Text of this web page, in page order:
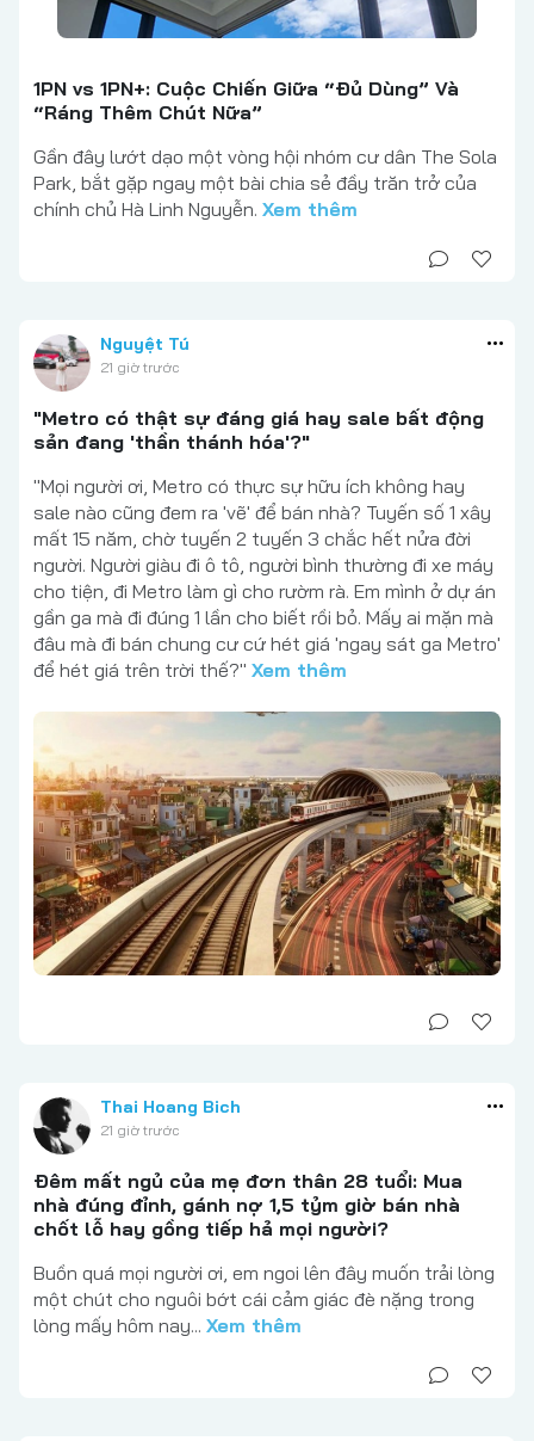
1PN vs 1PN+: Cuộc Chiến Giữa “Đủ Dùng” Và
“Ráng Thêm Chút Nữa”
Gần đây lướt dạo một vòng hội nhóm cư dân The Sola
Park, bắt gặp ngay một bài chia sẻ đầy trăn trở của
chính chủ Hà Linh Nguyễn. Xem thêm
Nguyệt Tú
21 giờ trước
"Metro có thật sự đáng giá hay sale bất động
sản đang 'thần thánh hóa'?"
"Mọi người ơi, Metro có thực sự hữu ích không hay
sale nào cũng đem ra 'vẽ' để bán nhà? Tuyến số 1 xây
mất 15 năm, chờ tuyến 2 tuyến 3 chắc hết nửa đời
người. Người giàu đi ô tô, người bình thường đi xe máy
cho tiện, đi Metro làm gì cho rườm rà. Em mình ở dự án
gần ga mà đi đúng 1 lần cho biết rồi bỏ. Mấy ai mặn mà
đâu mà đi bán chung cư cứ hét giá 'ngay sát ga Metro'
để hét giá trên trời thế?" Xem thêm
Thai Hoang Bich
21 giờ trước
Đêm mất ngủ của mẹ đơn thân 28 tuổi: Mua
nhà đúng đỉnh, gánh nợ 1,5 tỷm giờ bán nhà
chốt lỗ hay gồng tiếp hả mọi người?
Buồn quá mọi người ơi, em ngoi lên đây muốn trải lòng
một chút cho nguôi bớt cái cảm giác đè nặng trong
lòng mấy hôm nay... Xem thêm